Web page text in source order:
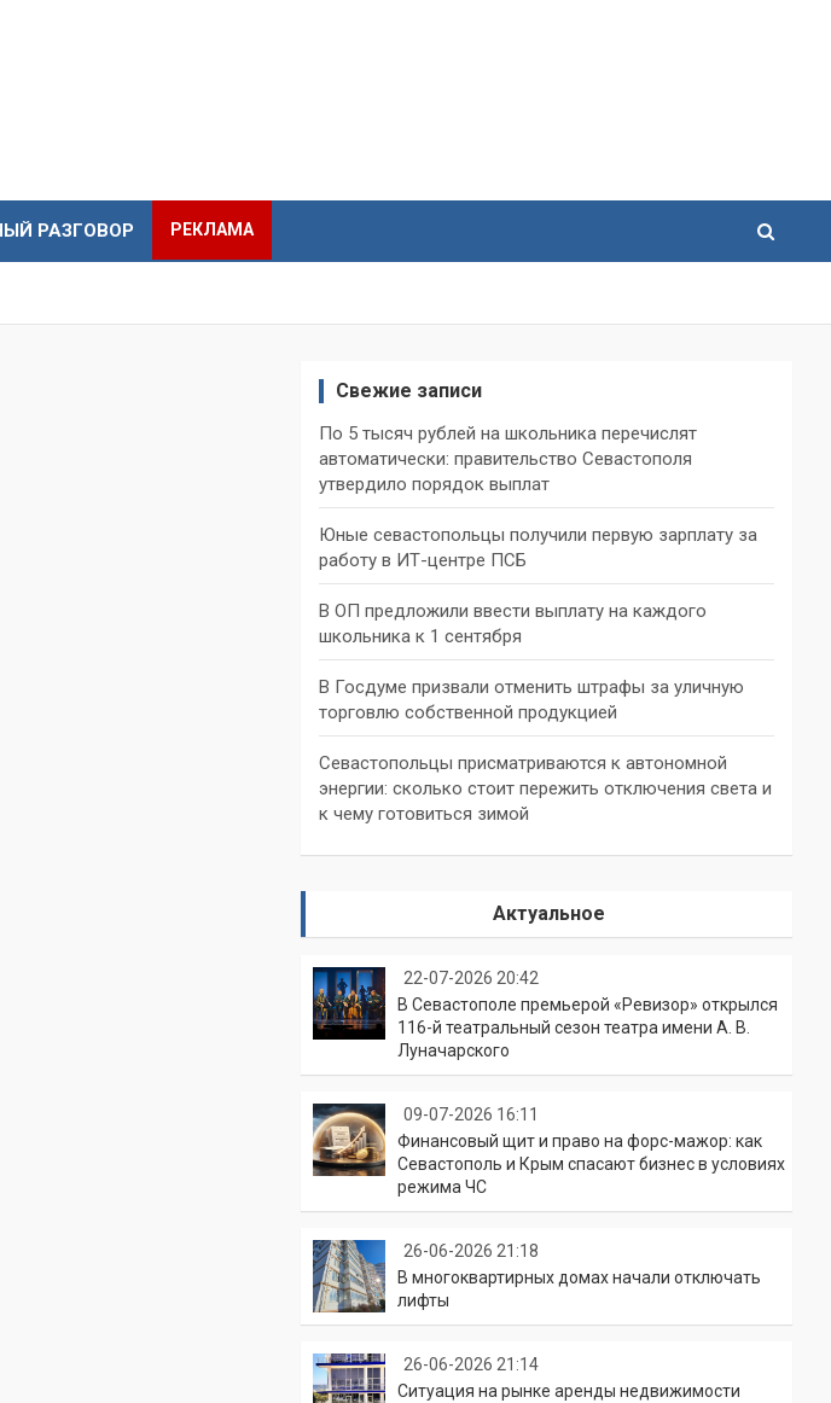
РАЗГОВОР РЕКЛАМА
Свежие записи
По 5 тысяч рублей на школьника перечислят
автоматически: правительство Севастополя
утвердило порядок выплат
Юные севастопольцы получили первую зарплату за
работу в ИТ-центре ПСБ
В ОП предложили ввести выплату на каждого
школьника к 1 сентября
В Госдуме призвали отменить штрафы за уличную
торговлю собственной продукцией
Севастопольцы присматриваются к автономной
энергии: сколько стоит пережить отключения света и
к чему готовиться зимой
Актуальное
22-07-2026 20:42
В Севастополе премьерой «Ревизор» открылся
116-й театральный сезон театра имени А. В.
Луначарского
09-07-2026 16:11
Финансовый щит и право на форс-мажор: как
Севастополь и Крым спасают бизнес в условиях
режима ЧС
26-06-2026 21:18
В многоквартирных домах начали отключать
лифты
26-06-2026 21:14
Ситуация на рынке аренды недвижимости